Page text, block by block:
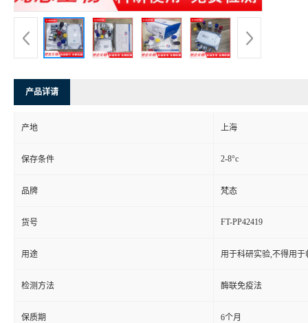
产品详请
产地 上海
保存条件 2-8°c
品牌 梵态
货号 FT-PP42419
用途 用于科研实验,不得用于
检测方法 酶联免疫法
保质期 6个月